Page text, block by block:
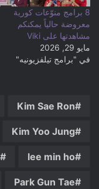
8 برامج منوّعات كورية
معروضة حالياً يمكنكم
مشاهدتها على Viki
مايو 29, 2026
في "برامج تيلفزيونيه"
Kim Sae Ron
Kim Yoo Jung
lee min ho
Park Gun Tae